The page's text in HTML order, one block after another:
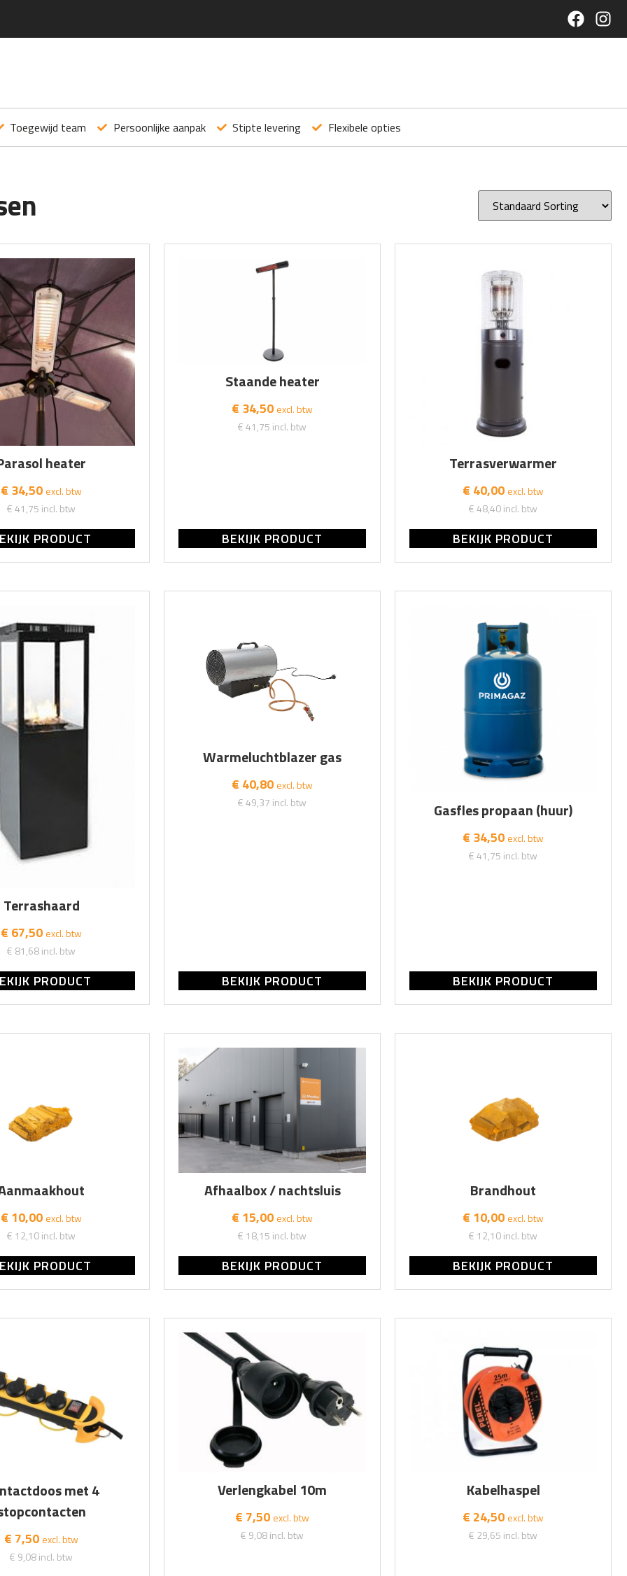
Toegewijd team Persoonlijke aanpak Stipte levering Flexibele opties
heater
€ 34,50 excl. btw
€ 41,75 incl. btw
PRODUCT
Staande heater
€ 34,50 excl. btw
€ 41,75 incl. btw
BEKIJK PRODUCT
Terrasverwarmer
€ 40,00 excl. btw
€ 48,40incl. btw
BEKIJK PRODUCT
Terrashaard
€ 67,50 excl. btw
€ 81,68incl. btw
PRODUCT
Warmeluchtblazer gas
€ 40,80 excl. btw
€ 49,37 incl. btw
BEKIJK PRODUCT
Gasfles propaan (huur)
€ 34,50 excl. btw
€ 41,75 incl. btw
BEKIJK PRODUCT
€ 10,00 excl. btw
€ 12,10incl. btw
PRODUCT
Afhaalbox / nachtsluis
€ 15,00 excl. btw
€ 18,15 incl. btw
BEKIJK PRODUCT
Brandhout
€ 10,00 excl. btw
€ 12,10incl. btw
BEKIJK PRODUCT
met 4
€ 7,50 excl. btw
€ 9,08incl. btw
Verlengkabel 10m
€ 7,50 excl. btw
€ 9,08incl. btw
Kabelhaspel
€ 24,50 excl. btw
€ 29,65 incl. btw